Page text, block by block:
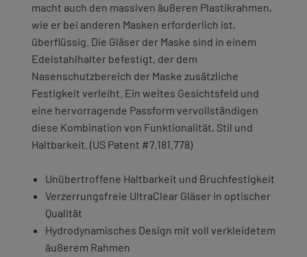
macht auch den massiven äußeren Plastikrahmen,
wie er bei anderen Masken erforderlich ist,
überflüssig. Die Gläser der Maske sind in einem
Edelstahlhalter befestigt, der dem
Nasenschutzbereich der Maske zusätzliche
Festigkeit verleiht. Ein weites Gesichtsfeld und
eine hervorragende Passform vervollständigen
diese Kombination von Funktionalität, Stil und
Haltbarkeit. (US Patent #7.181.778)
Unübertroffene Haltbarkeit und Bruchfestigkeit
Verzerrungsfreie UltraClear Gläser in optischer
Qualität
Hydrodynamisches Design mit voll verkleidetem
äußerem Rahmen